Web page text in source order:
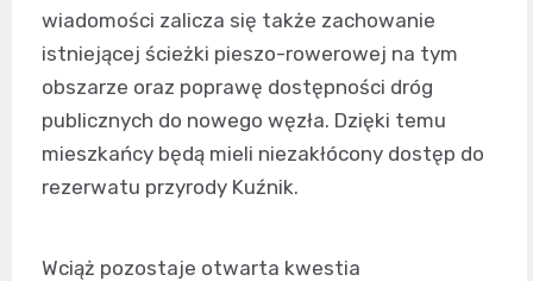
wiadomości zalicza się także zachowanie
istniejącej ścieżki pieszo-rowerowej na tym
obszarze oraz poprawę dostępności dróg
publicznych do nowego węzła. Dzięki temu
mieszkańcy będą mieli niezakłócony dostęp do
rezerwatu przyrody Kuźnik.
Wciąż pozostaje otwarta kwestia